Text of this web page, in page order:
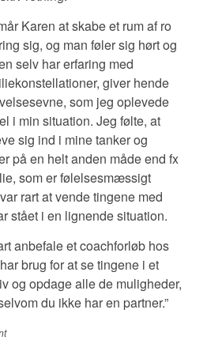
Karen at skabe et rum af ro
sig, og man føler sig hørt og
selv har erfaring med
giver hende
som jeg oplevede
i min situation. Jeg følte, at
sig ind i mine tanker og
på en helt anden måde end fx
som er følelsesmæssigt
rart at vende tingene med
stået i en lignende situation.
anbefale et coachforløb hos
brug for at se tingene i et
og opdage alle de muligheder,
du ikke har en partner.”